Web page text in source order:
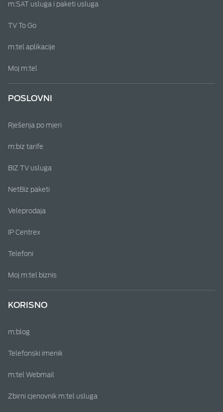
m:SAT usluga i paketi usluga
TV To Go
m:tel aplikacije
Moj m:tel
POSLOVNI
Rješenja po mjeri
m:biz tarife
BIZ TV usluga
NetBiz paketi
Veleprodaja
IP Centrex
Telefoni
Moj m:tel biznis
KORISNO
m:blog
Telefonski imenik
m:tel Webmail
Zbirni cjenovnik m:tel usluga